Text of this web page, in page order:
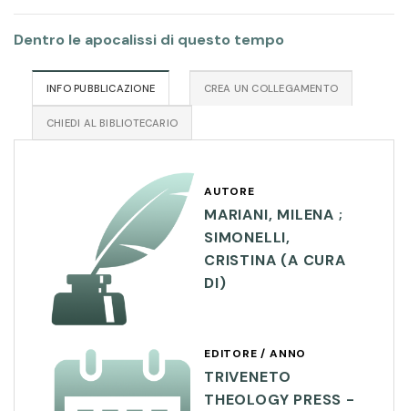
Dentro le apocalissi di questo tempo
INFO PUBBLICAZIONE CREA UN COLLEGAMENTO
CHIEDI AL BIBLIOTECARIO
AUTORE
MARIANI, MILENA ;
SIMONELLI,
CRISTINA (A CURA
DI)
EDITORE / ANNO
TRIVENETO
THEOLOGY PRESS -